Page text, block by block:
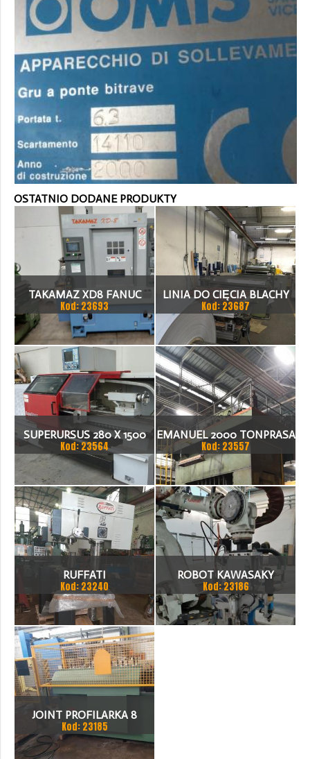
OSTATNIO DODANE PRODUKTY
TAKAMAZ XD8 FANUC
21ITA TOKARKA CNC
Kod: 23693
LINIA DO CIĘCIA BLACHY
1.500 X 1,5 (2,5) MM
Kod: 23687
SUPERURSUS 280 X 1500
TOKARKA
Kod: 23564
EMANUEL 2000 TONPRASA
HYDRAULICZNA 3200 X
2000
Kod: 23557
RUFFATI
Kod: 23240
ROBOT KAWASAKY
Kod: 23186
JOINT PROFILARKA 8
STACJI
Kod: 23185